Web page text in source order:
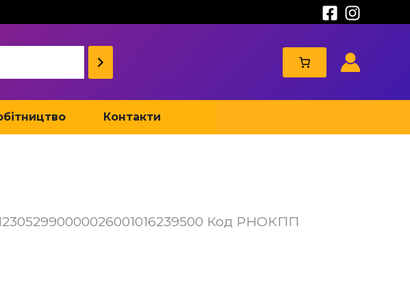
Контакти
Код РНОКПП